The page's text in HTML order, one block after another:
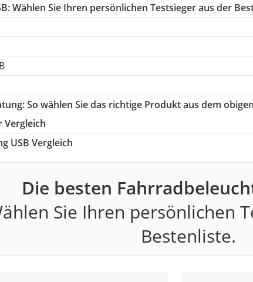
Wählen Sie Ihren persönlichen Testsieger aus der
: So wählen Sie das richtige Produkt aus dem obigen
Vergleich
USB Vergleich
Die besten
Sie Ihren persönlichen
Bestenliste.